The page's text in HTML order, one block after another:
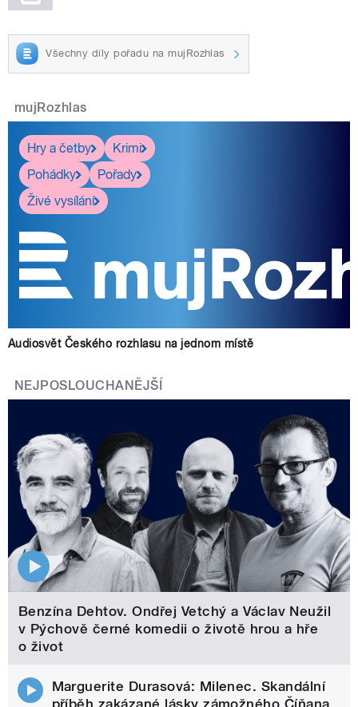
Všechny díly pořadu na mujRozhlas
mujRozhlas
Hry a četby
Krimi
Pohádky
Pořady
Živé vysílání
Audiosvět Českého rozhlasu na jednom místě
NEJPOSLOUCHANĚJŠÍ
Benzína Dehtov. Ondřej Vetchý a Václav Neužil
v Pýchově černé komedii o životě hrou a hře
o život
Marguerite Durasová: Milenec. Skandální